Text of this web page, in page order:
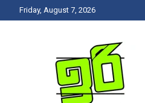
to
Friday, August 7, 2026